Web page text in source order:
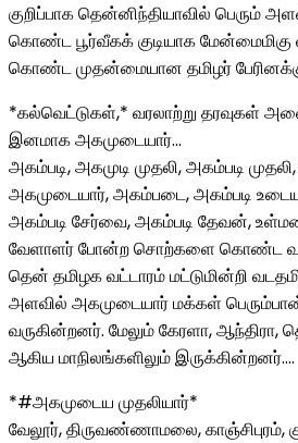
குறிப்பாக தென்னிந்தியாவில் பெரும்
கொண்ட பூர்வீகக் குடியாக
கொண்ட முதன்மையான தமிழர்
*கல்வெட்டுகள்,* வரலாற்று தரவுகள்
இனமாக அகமுடையார்…
அகம்படி, அகமுடி முதலி, அகம்படி
அகமுடையார், அகம்படை, அகம்படி
அகம்படி சேர்வை, அகம்படி தேவன்,
வேளாளர் போன்ற சொற்களை கொண்ட
தென் தமிழக வட்டாரம் மட்டுமின்றி
அளவில் அகமுடையார் மக்கள்
வருகின்றனர். மேலும் கேரளா, ஆந்திரா,
ஆகிய மாநிலங்களிலும் இருக்கின்றனர்….
*#அகமுடைய முதலியார்*
வேலூர், திருவண்ணாமலை, காஞ்சிபுரம்,